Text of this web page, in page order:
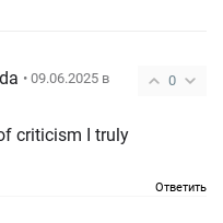
0
• 09.06.2025 в
criticism I truly
Ответить